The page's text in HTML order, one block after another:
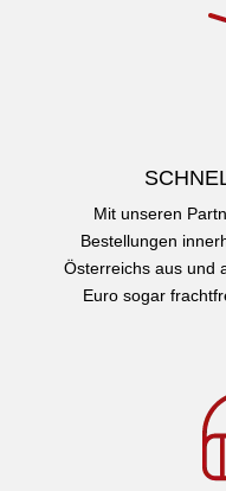
Mit unseren
Bestellungen
Österreichs aus und
Euro sogar